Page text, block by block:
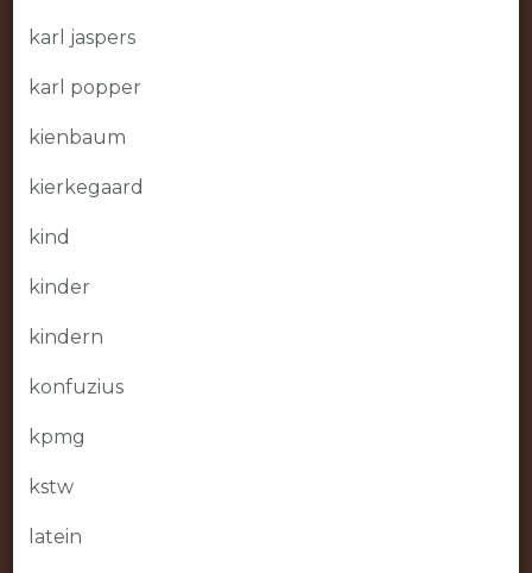
karl jaspers
karl popper
kienbaum
kierkegaard
kind
kinder
kindern
konfuzius
kpmg
kstw
latein